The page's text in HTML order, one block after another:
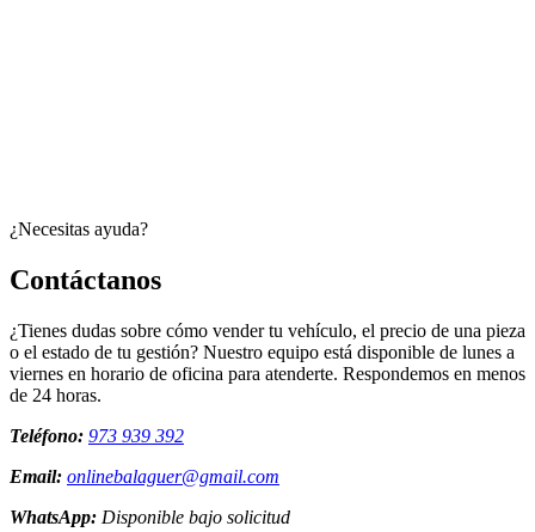
¿Necesitas ayuda?
Contáctanos
¿Tienes dudas sobre cómo vender tu vehículo, el precio de una pieza
o el estado de tu gestión? Nuestro equipo está disponible de lunes a
viernes en horario de oficina para atenderte. Respondemos en menos
de 24 horas.
Teléfono: 973 939 392
Email: onlinebalaguer@gmail.com
WhatsApp: Disponible bajo solicitud